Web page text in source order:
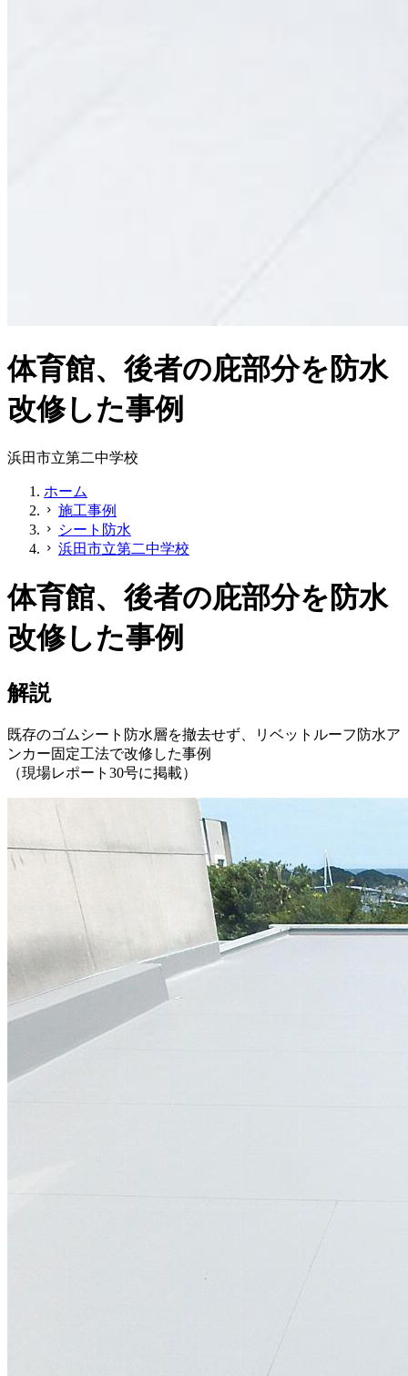
体育館、後者の庇部分を防水
改修した事例
浜田市立第二中学校
ホーム
chevron_right 施工事例
chevron_right シート防水
chevron_right 浜田市立第二中学校
体育館、後者の庇部分を防水
改修した事例
解説
既存のゴムシート防水層を撤去せず、リベットルーフ防水ア
ンカー固定工法で改修した事例
（現場レポート30号に掲載）